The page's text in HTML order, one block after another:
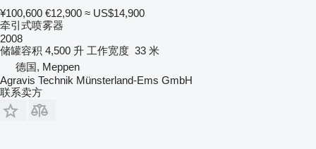
¥100,600 €12,900 ≈ US$14,900
牵引式喷雾器
2008
储罐容积 4,500 升 工作宽度 33 米
德国, Meppen
Agravis Technik Münsterland-Ems GmbH
联系卖方